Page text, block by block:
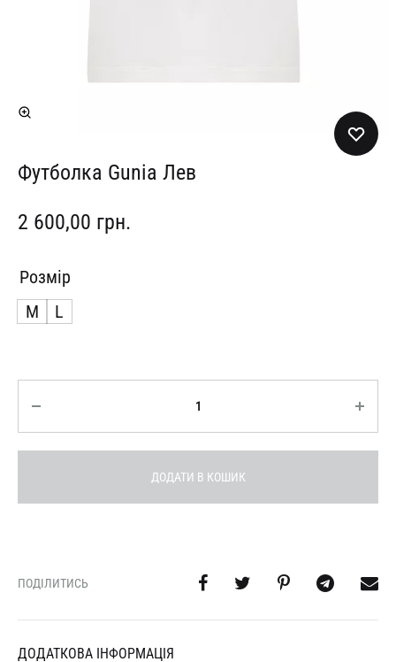
Футболка Gunia Лев
2 600,00 грн.
Розмір
M
L
ДОДАТИ В КОШИК
ПОДІЛИТИСЬ
ДОДАТКОВА ІНФОРМАЦІЯ